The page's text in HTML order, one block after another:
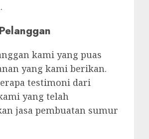
kami yang puas
yang kami berikan.
testimoni dari
yang telah
jasa pembuatan sumur